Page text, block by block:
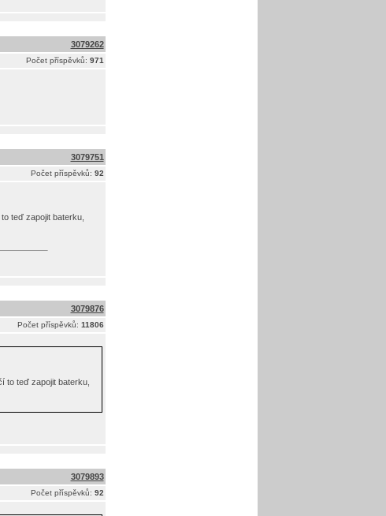
3079262
Počet příspěvků: 971
3079751
Počet příspěvků: 92
teď zapojit baterku,
3079876
Počet příspěvků: 11806
to teď zapojit baterku,
3079893
Počet příspěvků: 92